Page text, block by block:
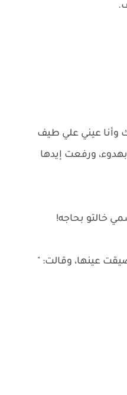
وأنا عيني علي طيف
ورفعت إيدها
خالتو بحاجه!
عينها، وقالت: "